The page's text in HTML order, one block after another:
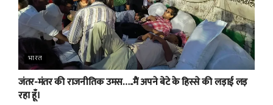
भारत
जंतर-मंतर की राजनीतिक उमस…..मैं अपने बेटे के हिस्से की लड़ाई लड़
रहा हूँ।